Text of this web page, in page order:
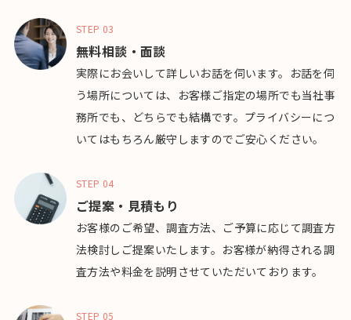
STEP 03
無料相談・面談
実際にお会いして詳しいお話を伺います。お話を伺
う場所については、お客様ご指定の場所でも当社事
務所でも、どちらでも結構です。プライバシーにつ
いてはもちろん厳守しますのでご安心ください。
STEP 04
ご提案・見積もり
お客様のご希望、調査方法、ご予算に応じて調査方
法検討しご提案いたします。お客様が納得される調
査方法や料金を説明させていただいております。
STEP 05